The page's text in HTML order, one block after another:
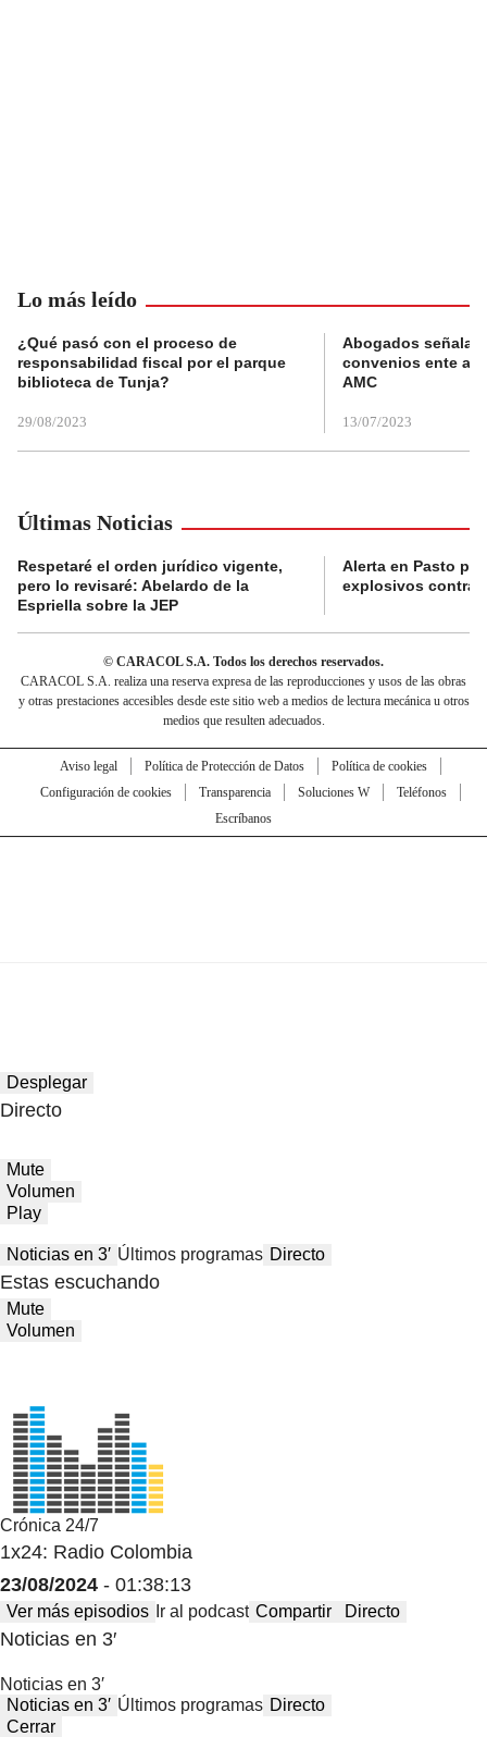
Lo más leído
¿Qué pasó con el proceso de
responsabilidad fiscal por el parque
biblioteca de Tunja?
29/08/2023
Abogados
convenios ente
AMC
13/07/2023
Últimas Noticias
Respetaré el orden jurídico vigente,
pero lo revisaré: Abelardo de la
Espriella sobre la JEP
Alerta en Pasto
explosivos contra
© CARACOL S.A. Todos los derechos reservados.
CARACOL S.A. realiza una reserva expresa de las reproducciones y usos de las obras
y otras prestaciones accesibles desde este sitio web a medios de lectura mecánica u otros
medios que resulten adecuados.
Aviso legal Política de Protección de Datos
Política de cookies
Configuración de cookies
Transparencia Soluciones W
Teléfonos
Escríbanos
Desplegar
Directo
Mute
Volumen
Play
Noticias en 3′ Últimos programas Directo
Estas escuchando
Mute
Volumen
Crónica 24/7
1x24: Radio Colombia
23/08/2024 - 01:38:13
Ver más episodios Ir al podcast Compartir Directo
Noticias en 3′
Noticias en 3′
Noticias en 3′ Últimos programas Directo
Cerrar